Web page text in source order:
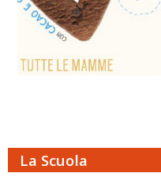
La Scuola